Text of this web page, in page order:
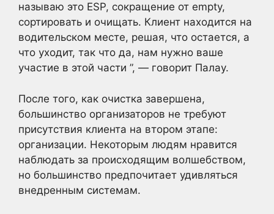
называю это ESP, сокращение от empty,
сортировать и очищать. Клиент находится на
водительском месте, решая, что остается, а
что уходит, так что да, нам нужно ваше
участие в этой части ”, — говорит Палау.
После того, как очистка завершена,
большинство организаторов не требуют
присутствия клиента на втором этапе:
организации. Некоторым людям нравится
наблюдать за происходящим волшебством,
но большинство предпочитает удивляться
внедренным системам.